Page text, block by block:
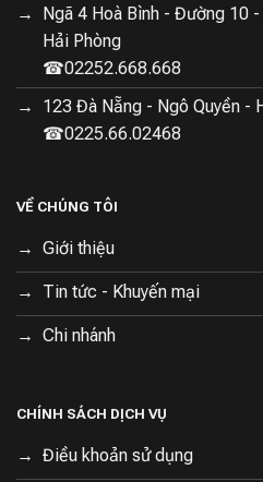
Thiết kế chống nước
Với thiết kế chống nước đạt
điện Lumias SET-900 Pro
khi sử dụng trong môi trường
trong phòng tắm. Điều này
Ngã 4 Hoà Bình - Đường 10
Hải Phòng
☎02252.668.668
123 Đà Nẵng - Ngô Quyền -
☎0225.66.02468
VỀ CHÚNG TÔI
Giới thiệu
Tin tức - Khuyến mại
Chi nhánh
CHÍNH SÁCH DỊCH VỤ
Điều khoản sử dụng